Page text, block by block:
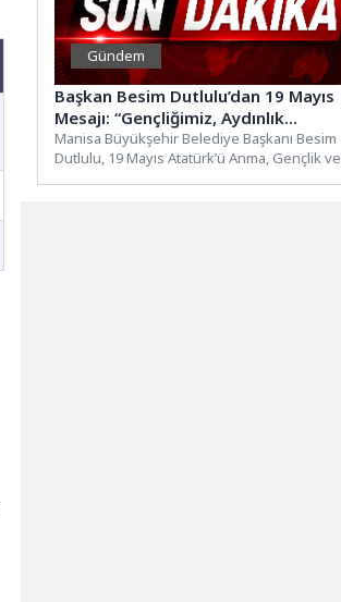
Gündem
Başkan Besim Dutlulu’dan 19 Mayıs
Mesajı: “Gençliğimiz, Aydınlık
Yarınlarımızın En Büyük
Güvencesidir”
Manisa Büyükşehir Belediye Başkanı Besim
Dutlulu, 19 Mayıs Atatürk’ü Anma, Gençlik ve